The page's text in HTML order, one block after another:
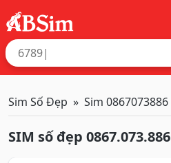
Sim Số Đẹp Sim 0867073886
SIM số đẹp 0867.073.886